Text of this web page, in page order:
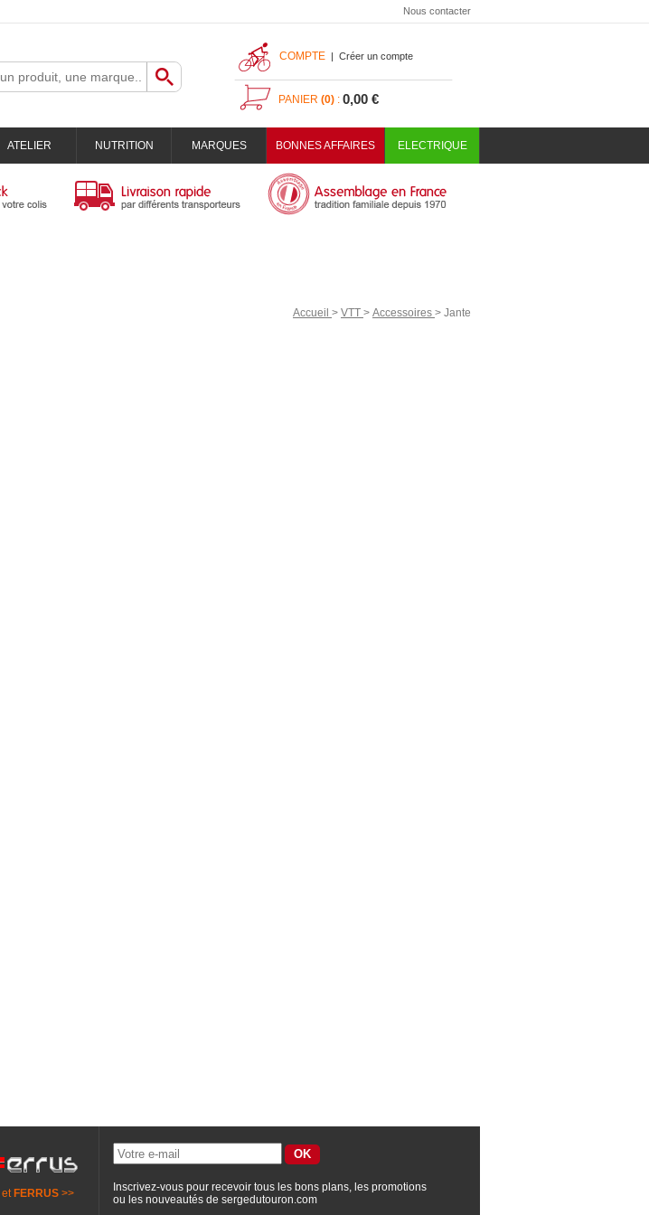
Nous contacter
COMPTE | Créer un compte
PANIER (0) : 0,00 €
ATELIER NUTRITION MARQUES BONNES AFFAIRES ELECTRIQUE
Accueil > VTT > Accessoires > Jante
et FERRUS >>
Inscrivez-vous pour recevoir tous les bons plans, les promotions
ou les nouveautés de sergedutouron.com